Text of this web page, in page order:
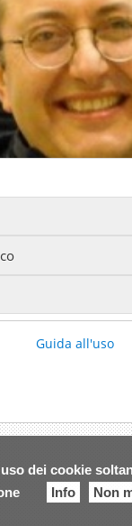
dei cookie
Info Non
Sacra Teologia -
Teologia (FTER) -
Religiose
- Scienze Religiose
appuntamento
3392914
Guida all'uso